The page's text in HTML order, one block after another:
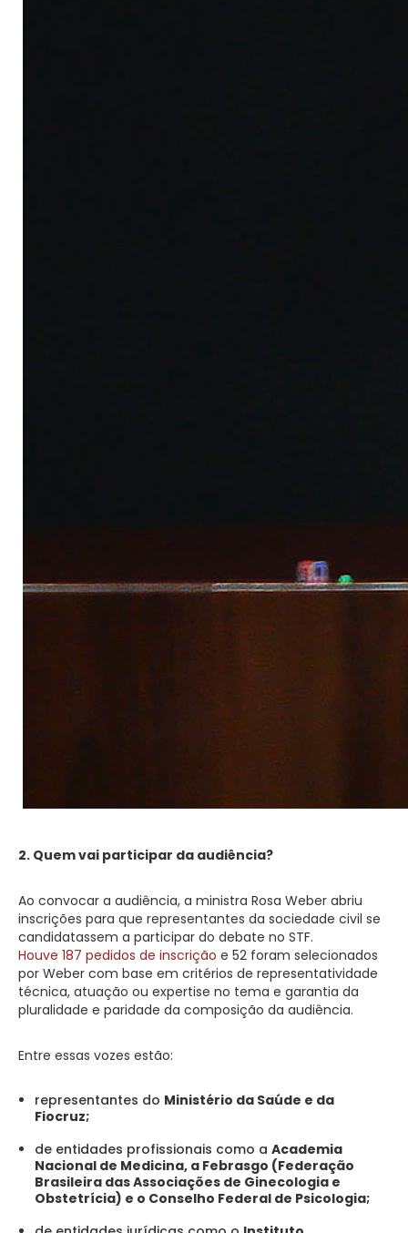
2. Quem vai participar da audiência?
Ao convocar a audiência, a ministra Rosa Weber abriu
inscrições para que representantes da sociedade civil se
candidatassem a participar do debate no STF.
Houve 187 pedidos de inscrição e 52 foram selecionados
por Weber com base em critérios de representatividade
técnica, atuação ou expertise no tema e garantia da
pluralidade e paridade da composição da audiência.
Entre essas vozes estão:
representantes do Ministério da Saúde e da
Fiocruz;
de entidades profissionais como a Academia
Nacional de Medicina, a Febrasgo (Federação
Brasileira das Associações de Ginecologia e
Obstetrícia) e o Conselho Federal de Psicologia;